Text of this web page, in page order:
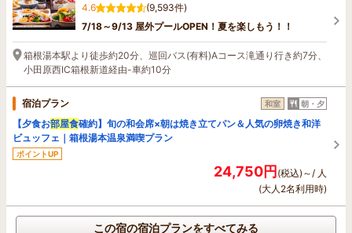
4.6
(9,593件)
7/18～9/13 屋外プールOPEN！夏を楽しもう！！
箱根湯本駅より徒歩約20分、巡回バス(有料)Aコース滝通り行き約7分、
小田原西IC箱根新道経由-車約10分
宿泊プラン 和室 朝・夕
【夕食お部屋食確約】旬の和会席×朝は焼き立てパン＆人気の卵焼き和洋
ビュッフェ｜箱根湯本温泉満喫プラン
ポイントUP
24,750円(税込)～/ 人
(大人2名利用時)
この宿の宿泊プランをすべてみる